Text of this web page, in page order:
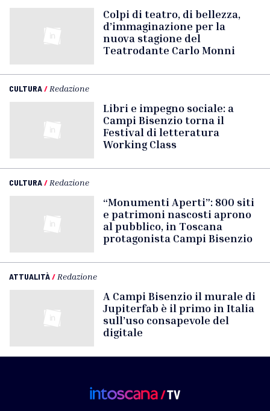
Colpi di teatro, di bellezza,
d’immaginazione per la
nuova stagione del
Teatrodante Carlo Monni
CULTURA/ Redazione
Libri e impegno sociale: a
Campi Bisenzio torna il
Festival di letteratura
Working Class
CULTURA/ Redazione
“Monumenti Aperti”: 800 siti
e patrimoni nascosti aprono
al pubblico, in Toscana
protagonista Campi Bisenzio
ATTUALITÀ/ Redazione
A Campi Bisenzio il murale di
Jupiterfab è il primo in Italia
sull’uso consapevole del
digitale